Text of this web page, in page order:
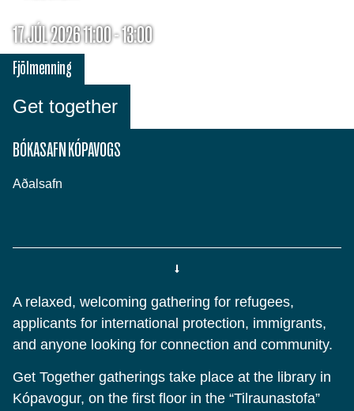
17.JÚL 2026 11:00 - 13:00
Get together
Fjölmenning
BÓKASAFN KÓPAVOGS
Aðalsafn
A relaxed, welcoming gathering for refugees,
applicants for international protection, immigrants,
and anyone looking for connection and community.
Get Together gatherings take place at the library in
Kópavogur, on the first floor in the “Tilraunastofa”